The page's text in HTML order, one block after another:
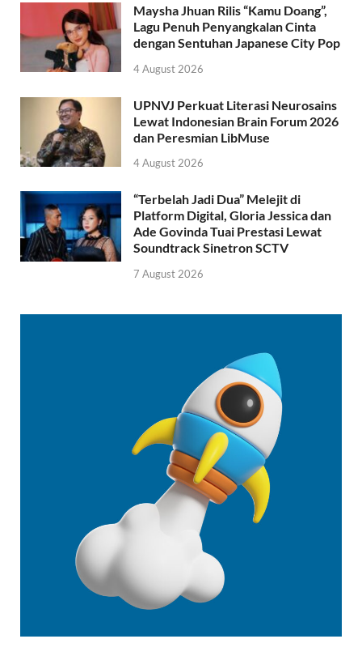
Maysha Jhuan Rilis “Kamu Doang”,
Lagu Penuh Penyangkalan Cinta
dengan Sentuhan Japanese City Pop
4 August 2026
UPNVJ Perkuat Literasi Neurosains
Lewat Indonesian Brain Forum 2026
dan Peresmian LibMuse
4 August 2026
“Terbelah Jadi Dua” Melejit di
Platform Digital, Gloria Jessica dan
Ade Govinda Tuai Prestasi Lewat
Soundtrack Sinetron SCTV
7 August 2026